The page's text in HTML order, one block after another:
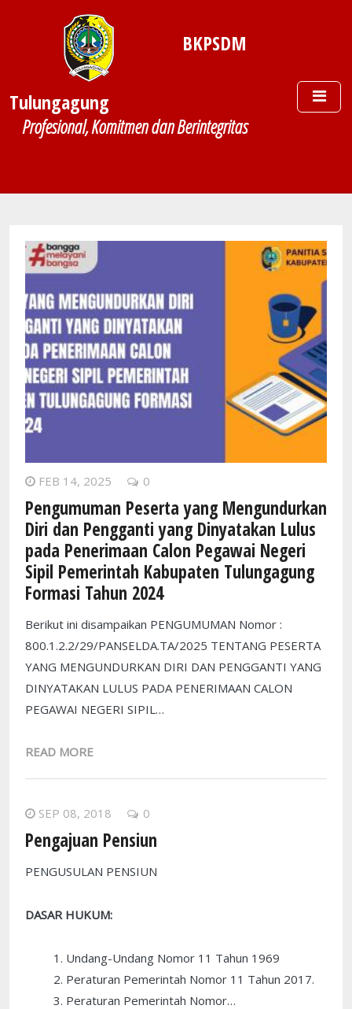
BKPSDM
Tulungagung
Profesional, Komitmen dan Berintegritas
FEB 14, 2025 0
Pengumuman Peserta yang Mengundurkan
Diri dan Pengganti yang Dinyatakan Lulus
pada Penerimaan Calon Pegawai Negeri
Sipil Pemerintah Kabupaten Tulungagung
Formasi Tahun 2024
Berikut ini disampaikan PENGUMUMAN Nomor :
800.1.2.2/29/PANSELDA.TA/2025 TENTANG PESERTA
YANG MENGUNDURKAN DIRI DAN PENGGANTI YANG
DINYATAKAN LULUS PADA PENERIMAAN CALON
PEGAWAI NEGERI SIPIL…
READ MORE
SEP 08, 2018 0
Pengajuan Pensiun
PENGUSULAN PENSIUN
DASAR HUKUM:
Undang-Undang Nomor 11 Tahun 1969
Peraturan Pemerintah Nomor 11 Tahun 2017.
Peraturan Pemerintah Nomor…